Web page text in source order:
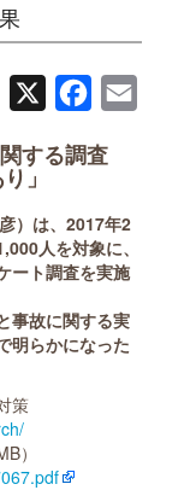
Facebook
する調査
」
）は、2017年2
人を対象に、
ート調査を実施
事故に関する実
明らかになった
策
）